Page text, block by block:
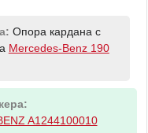
Опора кардана с
Mercedes-Benz 190
A1244100010